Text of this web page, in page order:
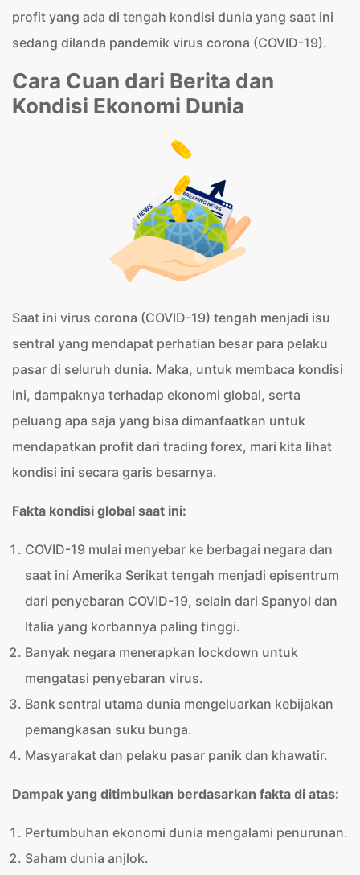
profit yang ada di tengah kondisi dunia yang saat ini
sedang dilanda pandemik virus corona (COVID-19).
Cara Cuan dari Berita dan
Kondisi Ekonomi Dunia
Saat ini virus corona (COVID-19) tengah menjadi isu
sentral yang mendapat perhatian besar para pelaku
pasar di seluruh dunia. Maka, untuk membaca kondisi
ini, dampaknya terhadap ekonomi global, serta
peluang apa saja yang bisa dimanfaatkan untuk
mendapatkan profit dari trading forex, mari kita lihat
kondisi ini secara garis besarnya.
Fakta kondisi global saat ini:
COVID-19 mulai menyebar ke berbagai negara dan
saat ini Amerika Serikat tengah menjadi episentrum
dari penyebaran COVID-19, selain dari Spanyol dan
Italia yang korbannya paling tinggi.
Banyak negara menerapkan lockdown untuk
mengatasi penyebaran virus.
Bank sentral utama dunia mengeluarkan kebijakan
pemangkasan suku bunga.
Masyarakat dan pelaku pasar panik dan khawatir.
Dampak yang ditimbulkan berdasarkan fakta di atas:
Pertumbuhan ekonomi dunia mengalami penurunan.
Saham dunia anjlok.